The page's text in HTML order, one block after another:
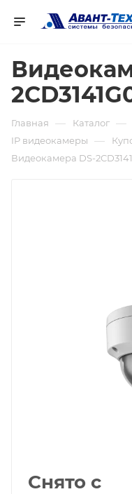
Главная — Каталог —
IP видеокамеры —
Видеокамера DS-
Снято с